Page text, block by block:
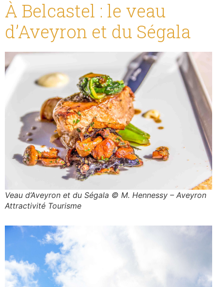
d’Aveyron et du Ségala
Veau d’Aveyron et du Ségala © M. Hennessy – Aveyron